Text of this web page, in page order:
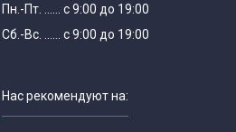
Пн.-Пт. ...... с 9:00 до 19:00
Сб.-Вс. ...... с 9:00 до 19:00
Нас рекомендуют на: